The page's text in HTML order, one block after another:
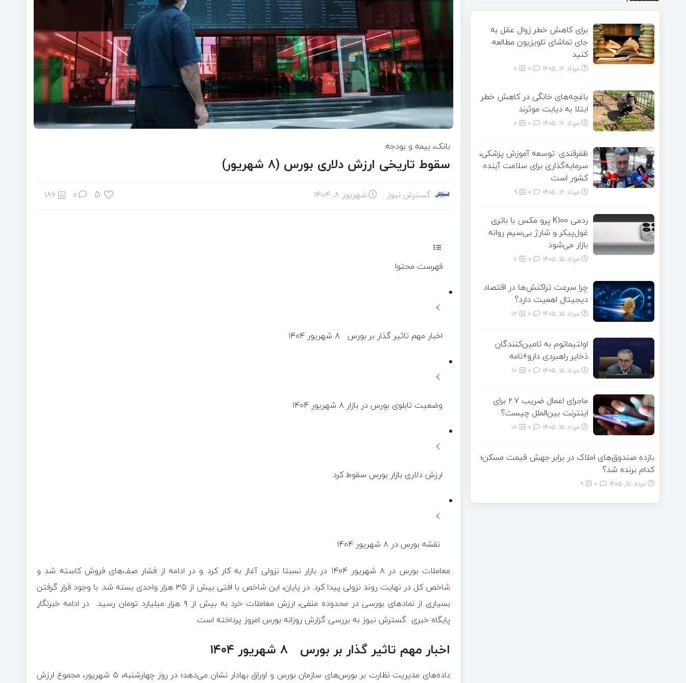
بانک، بیمه و بودجه
سقوط تاریخی ارزش دلاری بورس (۸ شهریور)
گسترش نیوز شهریور ۸, ۱۴۰۴ 5
0
186
فهرست محتوا
اخبار مهم تاثیر گذار بر بورس ۸ شهریور ۱۴۰۴
وضعیت تابلوی بورس در بازار ۸ شهریور ۱۴۰۴
ارزش دلاری بازار بورس سقوط کرد
نقشه بورس در ۸ شهریور ۱۴۰۴
معاملات بورس در ۸ شهریور ۱۴۰۴ در بازار نسبتا نزولی آغاز به کار کرد و در ادامه از فشار صف‌های فروش کاسته شد و
شاخص کل در نهایت روند نزولی پیدا کرد. در پایان، این شاخص با افتی بیش از ۳۵ هزار واحدی بسته شد. با وجود قرار گرفتن
بسیاری از نمادهای بورسی در محدوده منفی، ارزش معاملات خرد به بیش از ۹ هزار میلیارد تومان رسید. در ادامه خبرنگار
پایگاه خبری گسترش نیوز به بررسی گزارش روزانه بورس امروز پرداخته است.
اخبار مهم تاثیر گذار بر بورس ۸ شهریور ۱۴۰۴
داده‌های مدیریت نظارت بر بورس‌های سازمان بورس و اوراق بهادار نشان می‌دهد؛ در روز چهارشنبه، ۵ شهریور، مجموع ارزش
برای کاهش خطر زوال عقل به
جای تماشای تلویزیون مطالعه
کنید
مرداد ۱۶, ۱۴۰۵ 0
باغچه‌های خانگی در کاهش خطر
ابتلا به دیابت موثرند
مرداد ۱۶, ۱۴۰۵ 0
ظفرقندی: توسعه آموزش پزشکی،
سرمایه‌گذاری برای سلامت آینده
کشور است
مرداد ۱۶, ۱۴۰۵ 9
ردمی K100 پرو مکس با باتری
غول‌پیکر و شارژ بی‌سیم روانه
بازار می‌شود
مرداد ۱۵, ۱۴۰۵ 7
چرا سرعت تراکنش‌ها در اقتصاد
دیجیتال اهمیت دارد؟
مرداد ۱۵, ۱۴۰۵ 12
اولتیماتوم به تامین‌کنندگان
ذخایر راهبردی دارو+نامه
مرداد ۱۵, ۱۴۰۵ 10
ماجرای اعمال ضریب ۲.۷ برای
اینترنت بین‌الملل چیست؟
مرداد ۱۵, ۱۴۰۵ 18
بازده صندوق‌های املاک در برابر جهش قیمت مسکن؛
کدام برنده شد؟
مرداد ۱۵, ۱۴۰۵ 9